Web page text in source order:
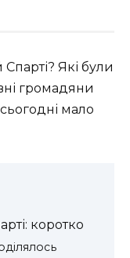
Які були
громадяни
мало
коротко